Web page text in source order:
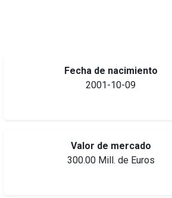
Fecha de nacimiento
2001-10-09
Valor de mercado
300.00 Mill. de Euros